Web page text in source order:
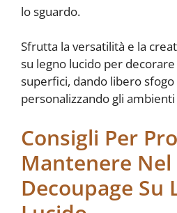
lo sguardo.
Sfrutta la versatilità e la
su legno lucido per
superfici, dando libero sfogo
personalizzando gli ambienti
Consigli Per
Mantenere Nel
Decoupage Su